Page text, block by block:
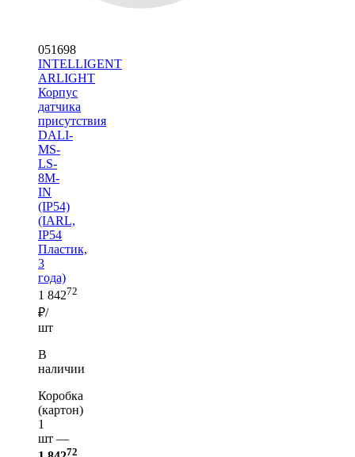
051698
INTELLIGENT
ARLIGHT
Корпус
датчика
присутствия
DALI-
MS-
LS-
8M-
IN
(IP54)
(IARL,
IP54
Пластик,
3
года)
1 84272
₽/
шт
В
наличии
Коробка
(картон)
1
шт —
72